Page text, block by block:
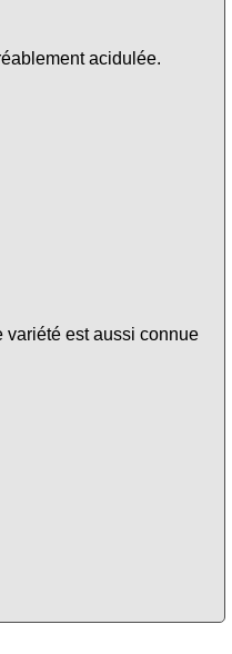
acidulée.
variété est aussi connue